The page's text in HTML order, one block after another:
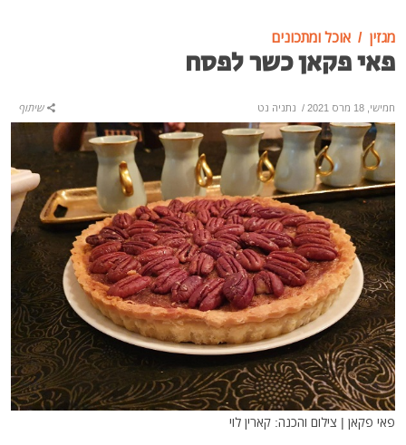
מגזין אוכל ומתכונים
פאי פקאן כשר לפסח
חמישי, 18 מרס 2021 / נתניה נט שיתוף
פאי פקאן | צילום והכנה: קארין לוי